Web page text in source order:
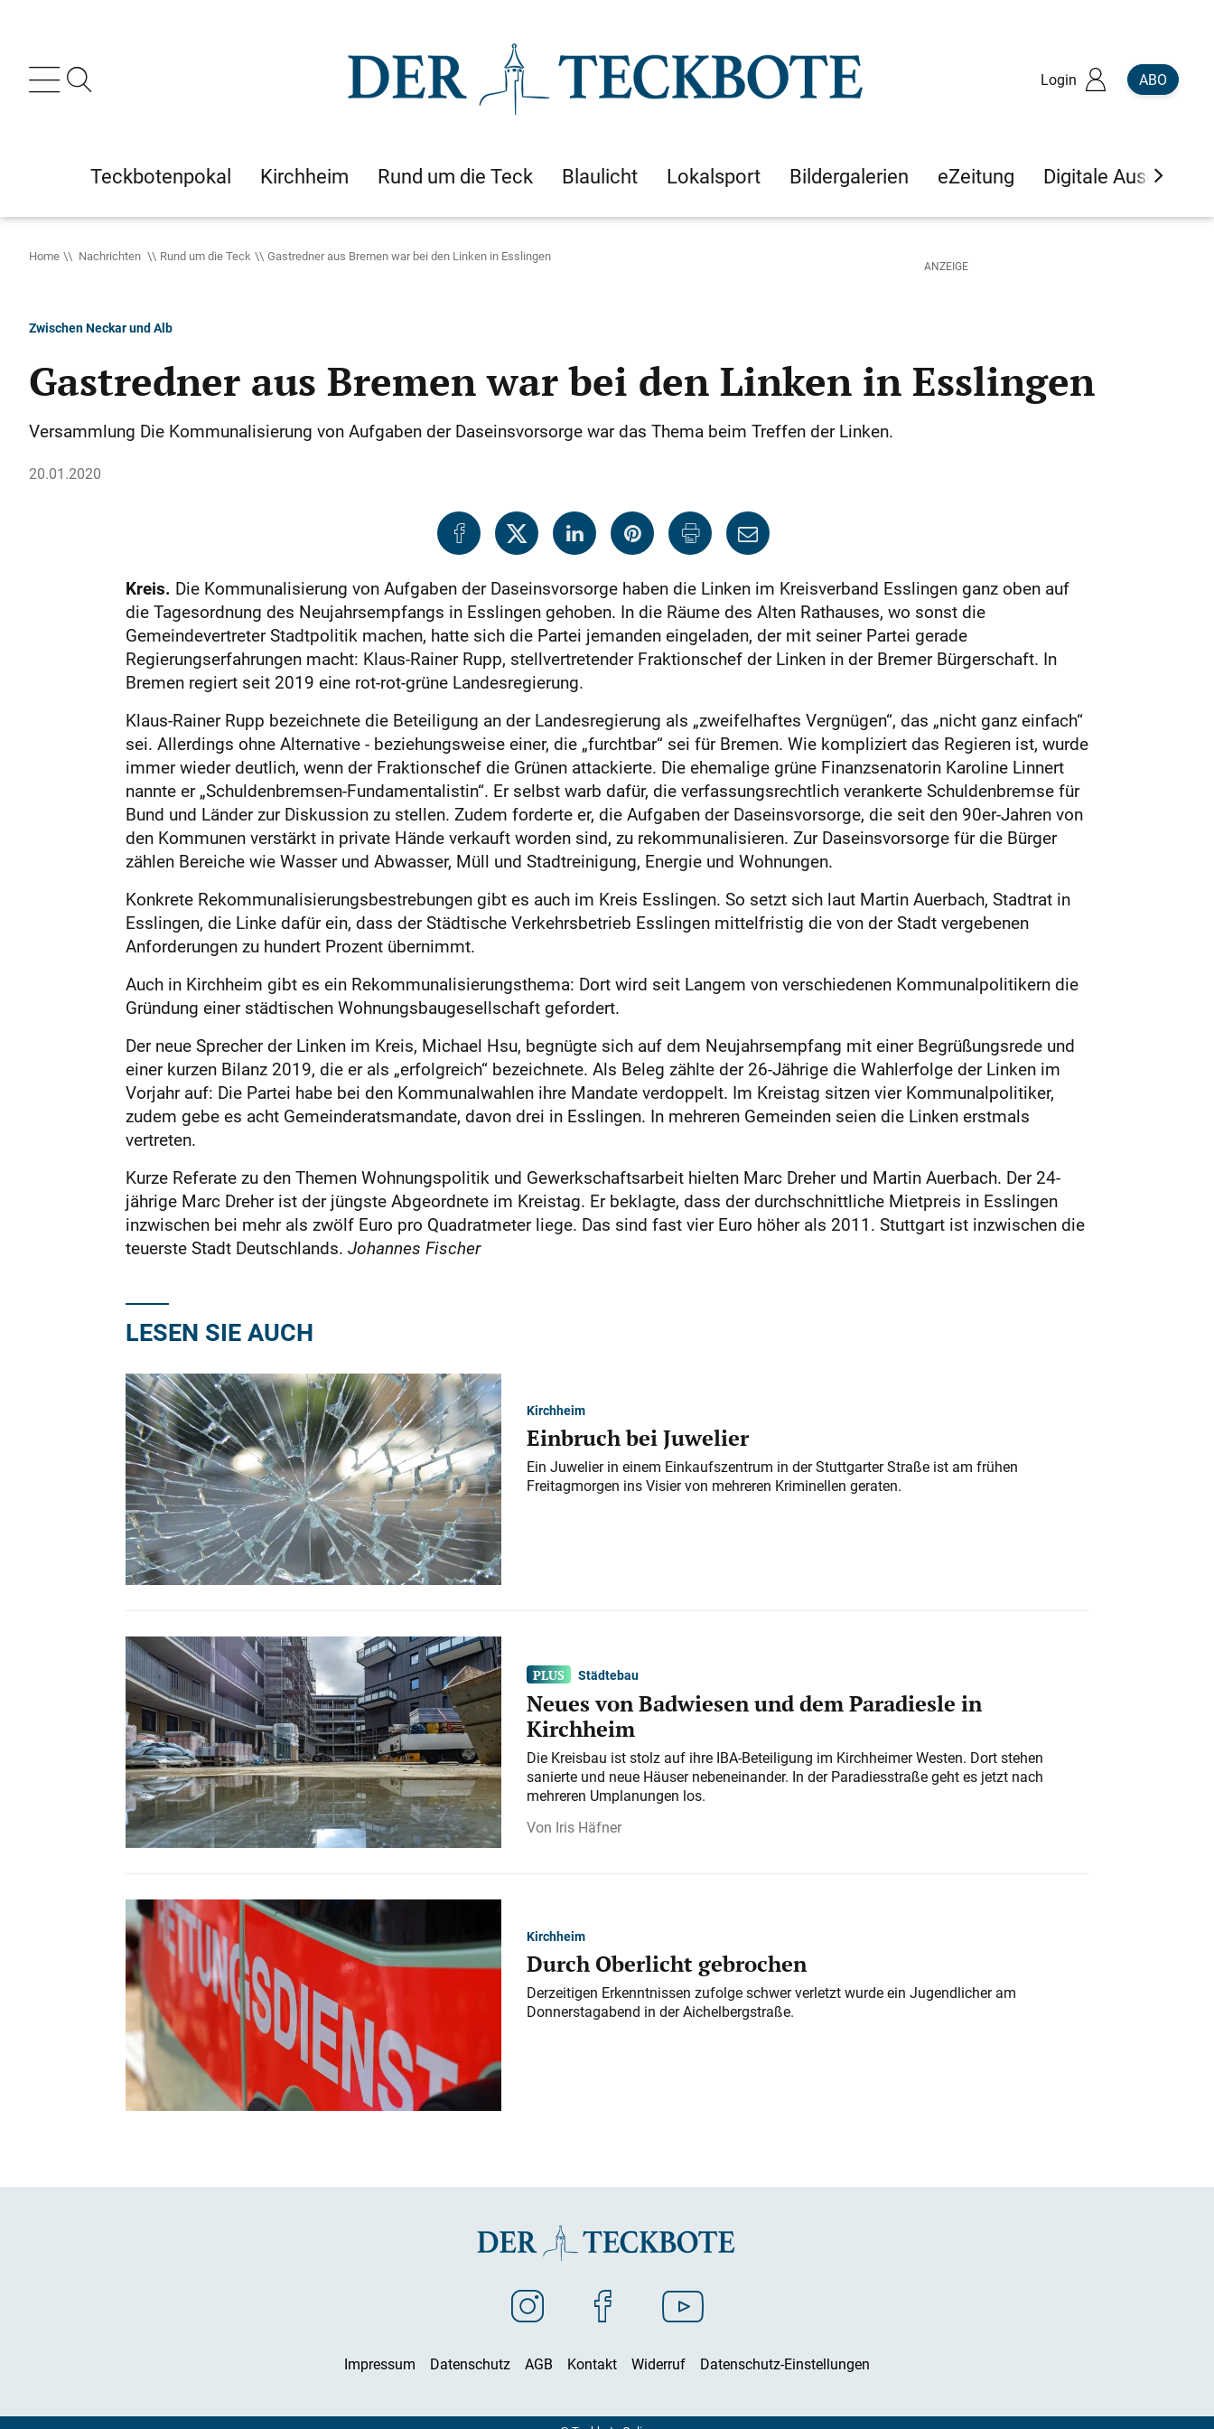
Login ABO
Teckbotenpokal Kirchheim Rund um die Teck Blaulicht Lokalsport Bildergalerien eZeitung Digitale Ausgaben
Home Nachrichten Rund um die Teck Gastredner aus Bremen war bei den Linken in Esslingen
Zwischen Neckar und Alb
Gastredner aus Bremen war bei den Linken in Esslingen
Versammlung Die Kommunalisierung von Aufgaben der Daseinsvorsorge war das Thema beim Treffen der Linken.
20.01.2020
Kreis. Die Kommunalisierung von Aufgaben der Daseinsvorsorge haben die Linken im Kreisverband Esslingen ganz oben auf
die Tagesordnung des Neujahrsempfangs in Esslingen gehoben. In die Räume des Alten Rathauses, wo sonst die
Gemeindevertreter Stadtpolitik machen, hatte sich die Partei jemanden eingeladen, der mit seiner Partei gerade
Regierungserfahrungen macht: Klaus-Rainer Rupp, stellvertretender Fraktionschef der Linken in der Bremer Bürgerschaft. In
Bremen regiert seit 2019 eine rot-rot-grüne Landesregierung.
Klaus-Rainer Rupp bezeichnete die Beteiligung an der Landesregierung als „zweifelhaftes Vergnügen“, das „nicht ganz einfach“
sei. Allerdings ohne Alternative - beziehungsweise einer, die „furchtbar“ sei für Bremen. Wie kompliziert das Regieren ist, wurde
immer wieder deutlich, wenn der Fraktionschef die Grünen attackierte. Die ehemalige grüne Finanzsenatorin Karoline Linnert
nannte er „Schuldenbremsen-Fundamentalistin“. Er selbst warb dafür, die verfassungsrechtlich verankerte Schuldenbremse für
Bund und Länder zur Diskussion zu stellen. Zudem forderte er, die Aufgaben der Daseinsvorsorge, die seit den 90er-Jahren von
den Kommunen verstärkt in private Hände verkauft worden sind, zu rekommunalisieren. Zur Daseinsvorsorge für die Bürger
zählen Bereiche wie Wasser und Abwasser, Müll und Stadtreinigung, Energie und Wohnungen.
Konkrete Rekommunalisierungsbestrebungen gibt es auch im Kreis Esslingen. So setzt sich laut Martin Auerbach, Stadtrat in
Esslingen, die Linke dafür ein, dass der Städtische Verkehrsbetrieb Esslingen mittelfristig die von der Stadt vergebenen
Anforderungen zu hundert Prozent übernimmt.
Auch in Kirchheim gibt es ein Rekommunalisierungsthema: Dort wird seit Langem von verschiedenen Kommunalpolitikern die
Gründung einer städtischen Wohnungsbaugesellschaft gefordert.
Der neue Sprecher der Linken im Kreis, Michael Hsu, begnügte sich auf dem Neujahrsempfang mit einer Begrüßungsrede und
einer kurzen Bilanz 2019, die er als „erfolgreich“ bezeichnete. Als Beleg zählte der 26-Jährige die Wahlerfolge der Linken im
Vorjahr auf: Die Partei habe bei den Kommunalwahlen ihre Mandate verdoppelt. Im Kreistag sitzen vier Kommunalpolitiker,
zudem gebe es acht Gemeinderatsmandate, davon drei in Esslingen. In mehreren Gemeinden seien die Linken erstmals
vertreten.
Kurze Referate zu den Themen Wohnungspolitik und Gewerkschaftsarbeit hielten Marc Dreher und Martin Auerbach. Der 24-
jährige Marc Dreher ist der jüngste Abgeordnete im Kreistag. Er beklagte, dass der durchschnittliche Mietpreis in Esslingen
inzwischen bei mehr als zwölf Euro pro Quadratmeter liege. Das sind fast vier Euro höher als 2011. Stuttgart ist inzwischen die
teuerste Stadt Deutschlands. Johannes Fischer
LESEN SIE AUCH
Kirchheim
Einbruch bei Juwelier
Ein Juwelier in einem Einkaufszentrum in der Stuttgarter Straße ist am frühen
Freitagmorgen ins Visier von mehreren Kriminellen geraten.
Städtebau
Neues von Badwiesen und dem Paradiesle in
Kirchheim
Die Kreisbau ist stolz auf ihre IBA-Beteiligung im Kirchheimer Westen. Dort stehen
sanierte und neue Häuser nebeneinander. In der Paradiesstraße geht es jetzt nach
mehreren Umplanungen los.
Iris Häfner
Kirchheim
Durch Oberlicht gebrochen
Derzeitigen Erkenntnissen zufolge schwer verletzt wurde ein Jugendlicher am
Donnerstagabend in der Aichelbergstraße.
Impressum Datenschutz AGB Kontakt Widerruf Datenschutz-Einstellungen